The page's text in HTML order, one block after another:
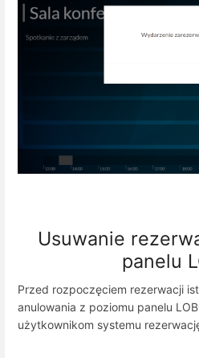
Usuwanie
panelu
Przed rozpoczęciem rezerwacji
anulowania z poziomu panelu
użytkownikom systemu